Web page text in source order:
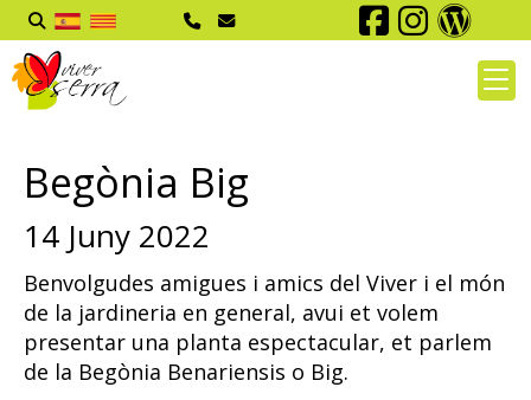
Begònia Big
14 Juny 2022
Benvolgudes amigues i amics del Viver i el món
de la jardineria en general, avui et volem
presentar una planta espectacular, et parlem
de la Begònia Benariensis o Big.